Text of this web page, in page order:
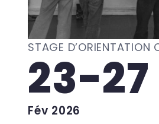
STAGE D’ORIENTATION
23-27
Fév 2026